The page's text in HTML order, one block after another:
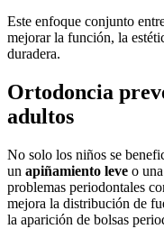
Este enfoque conjunto
mejorar la función, la
duradera.
Ortodoncia
adultos
No solo los niños se
un apiñamiento leve o una
problemas periodontales
mejora la distribución de
la aparición de bolsas